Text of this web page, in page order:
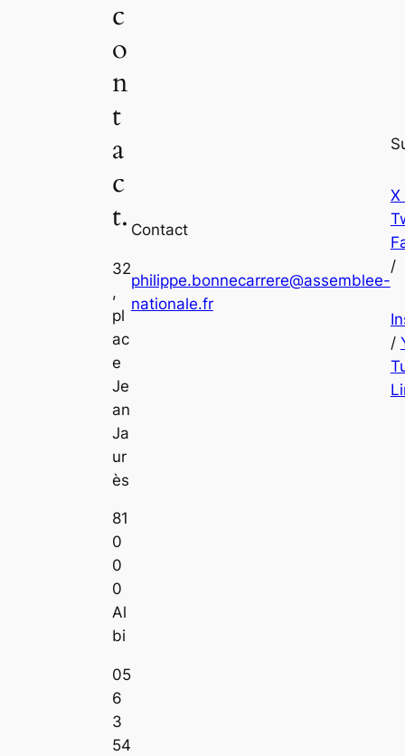
c
o
n
t
a
c
t.
32
,
pl
ac
e
Je
an
Ja
ur
ès
81
0
0
0
Al
bi
05
6
3
54
Contact
philippe.bonnecarrere@assemblee-
nationale.fr
X
/
/